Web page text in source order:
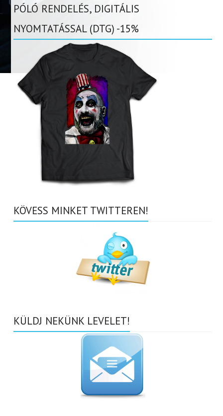
PÓLÓ RENDELÉS, DIGITÁLIS
NYOMTATÁSSAL (DTG) -15%
KÖVESS MINKET TWITTEREN!
KÜLDJ NEKÜNK LEVELET!